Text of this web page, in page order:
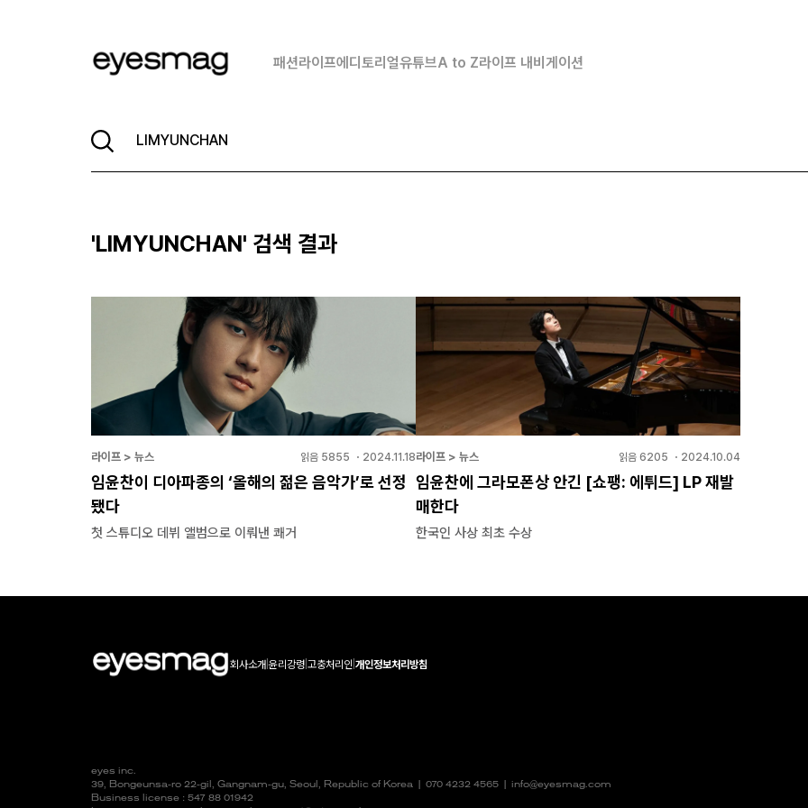
패션라이프에디토리얼유튜브A to Z라이프 내비게이션
'LIMYUNCHAN' 검색 결과
라이프 > 뉴스 읽음 5855 ・ 2024.11.18
임윤찬이 디아파종의 ‘올해의 젊은 음악가’로 선정
됐다
첫 스튜디오 데뷔 앨범으로 이뤄낸 쾌거
라이프 > 뉴스 읽음 6205 ・ 2024.10.04
임윤찬에 그라모폰상 안긴 [쇼팽: 에튀드] LP 재발
매한다
한국인 사상 최초 수상
회사소개|윤리강령 고충처리인 개인정보처리방침
eyes inc.
39, Bongeunsa-ro 22-gil, Gangnam-gu, Seoul, Republic of Korea | 070 4232 4565
info@eyesmag.com
Business license : 547 88 01942